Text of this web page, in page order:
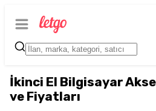
İkinci El Bilgisayar
ve Fiyatları